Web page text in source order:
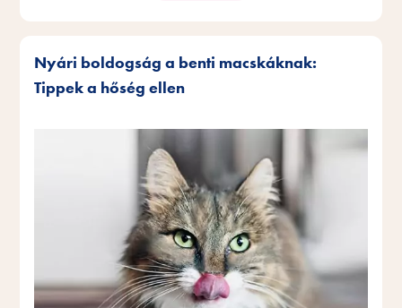
Nyári boldogság a benti macskáknak:
Tippek a hőség ellen